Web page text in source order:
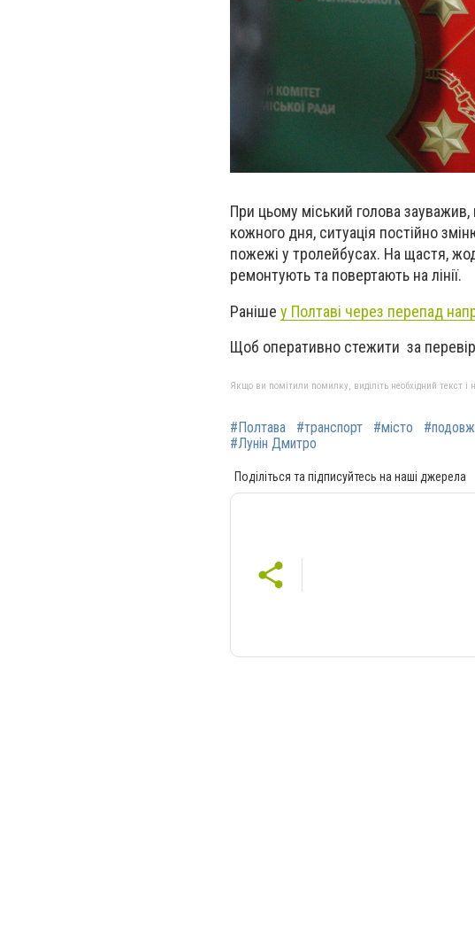
При цьому міський голова зауважив,
кожного дня, ситуація постійно
пожежі у тролейбусах. На щастя,
ремонтують та повертають на лінії.
Раніше у Полтаві через перепад
Щоб оперативно стежити за
Якщо ви помітили помилку, виділіть необхідний текст
#Полтава #транспорт #місто
#Лунін Дмитро
Поділіться та підписуйтесь на наші джерела